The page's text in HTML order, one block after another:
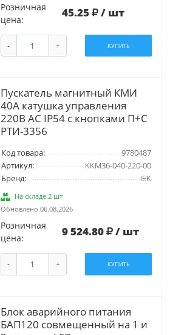
Розничная
цена:
45.25 / шт
- + КУПИТЬ
Пускатель магнитный КМИ
40А катушка управления
220В АС IP54 с кнопками П+С
РТИ-3356
Код товара:
9780487
Артикул:
KKM36-040-220-00
Бренд:
IEK
На складе 2 шт
Обновлено 06.08.2026
Розничная
цена:
9 524.80 / шт
- + КУПИТЬ
Блок аварийного питания
БАП120 совмещенный на 1 и